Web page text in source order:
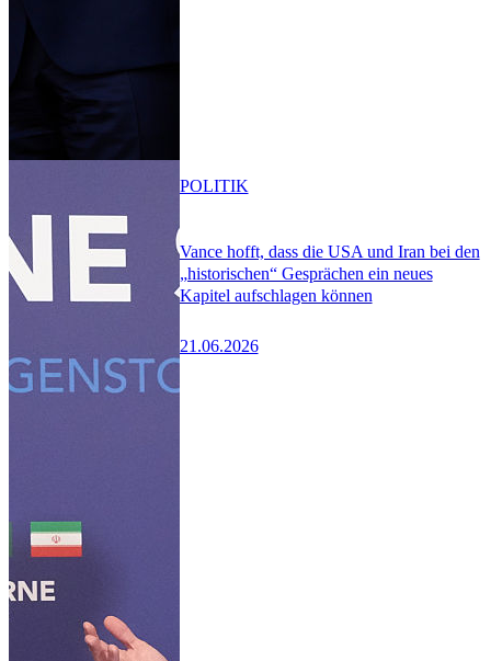
Vance hofft, dass die USA und Iran bei den
„historischen“ Gesprächen ein neues
Kapitel aufschlagen können
21.06.2026
POLITIK